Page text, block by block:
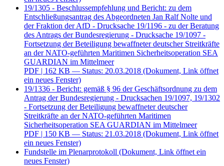
19/1305 - Beschlussempfehlung und Bericht: zu dem
Entschließungsantrag des Abgeordneten Jan Ralf Nolte und
der Fraktion der AfD - Drucksache 19/1196 - zu der Beratung
des Antrags der Bundesregierung - Drucksache 19/1097 -
Fortsetzung der Beteiligung bewaffneter deutscher Streitkräfte
an der NATO-geführten Maritimen Sicherheitsoperation SEA
GUARDIAN im Mittelmeer
PDF | 162 KB — Status: 20.03.2018 (Dokument, Link öffnet
ein neues Fenster)
19/1336 - Bericht: gemäß § 96 der Geschäftsordnung zu dem
Antrag der Bundesregierung - Drucksachen 19/1097, 19/1302
- Fortsetzung der Beteiligung bewaffneter deutscher
Streitkräfte an der NATO-geführten Maritimen
Sicherheitsoperation SEA GUARDIAN im Mittelmeer
PDF | 150 KB — Status: 21.03.2018 (Dokument, Link öffnet
ein neues Fenster)
Fundstelle im Plenarprotokoll (Dokument, Link öffnet ein
neues Fenster)